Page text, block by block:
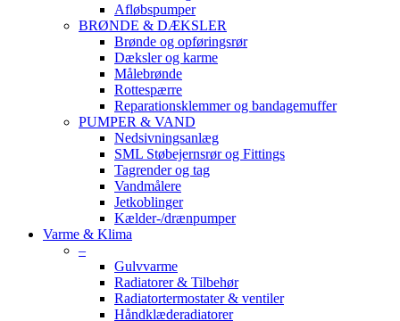
Afløbspumper
BRØNDE & DÆKSLER
Brønde og opføringsrør
Dæksler og karme
Målebrønde
Rottespærre
Reparationsklemmer og bandagemuffer
PUMPER & VAND
Nedsivningsanlæg
SML Støbejernsrør og Fittings
Tagrender og tag
Vandmålere
Jetkoblinger
Kælder-/drænpumper
Varme & Klima
–
Gulvvarme
Radiatorer & Tilbehør
Radiatortermostater & ventiler
Håndklæderadiatorer